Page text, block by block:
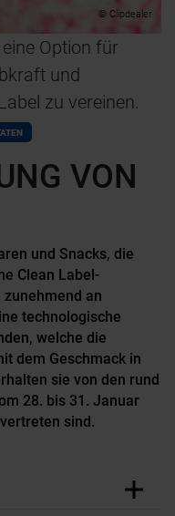
© Clipdealer
Option für
und
zu vereinen.
VON
und Snacks, die
Clean Label-
an
technologische
welche die
dem Geschmack in
sie von den rund
28. bis 31. Januar
sind.